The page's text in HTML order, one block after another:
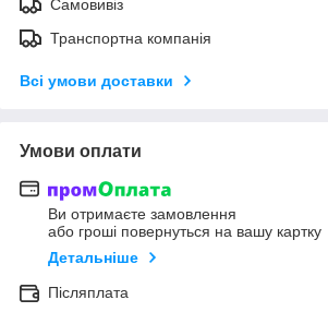
Самовивіз
Транспортна компанія
Всі умови доставки
Умови оплати
Ви отримаєте замовлення
або гроші повернуться на вашу картку
Детальніше
Післяплата